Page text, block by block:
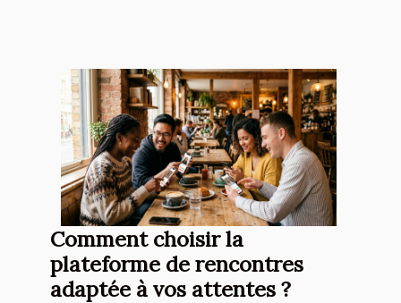
Comment choisir la
plateforme de rencontres
adaptée à vos attentes ?